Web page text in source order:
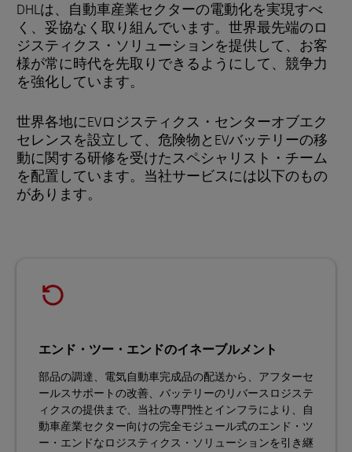
DHLは、自動車産業セクターの電動化を実現すべ
く、妥協なく取り組んでいます。世界最先端のロ
ジスティクス・ソリューションを提供して、お客
様が常に時代を先取りできるようにして、競争力
を強化しています。
世界各地にEVロジスティクス・センターオブエク
セレンスを設立して、危険物とEVバッテリーの移
動に関する研修を受けたスペシャリスト・チーム
を配置しています。当社サービスには以下のもの
があります。
エンド・ツー・エンドのイネーブルメント
部品の調達、電気自動車完成品の配送から、アフターセ
ールスサポートの改善、バッテリーのリバースロジステ
ィクスの提供まで、当社の専門性とインフラにより、自
動車産業セクター向けの完全モジュール式のエンド・ツ
ー・エンドなロジスティクス・ソリューションを引き継